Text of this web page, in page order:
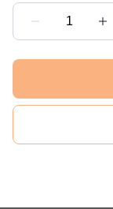
1